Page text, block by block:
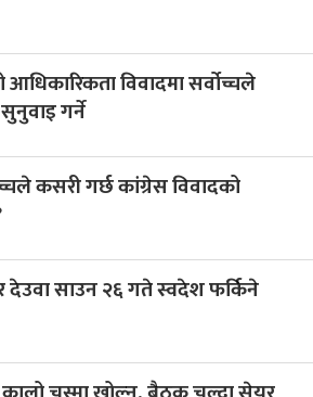
आधिकारिकता विवादमा सर्वोच्चले
गर्ने
कसरी गर्छ कांग्रेस विवादको
देउवा साउन २६ गते स्वदेश फर्किने